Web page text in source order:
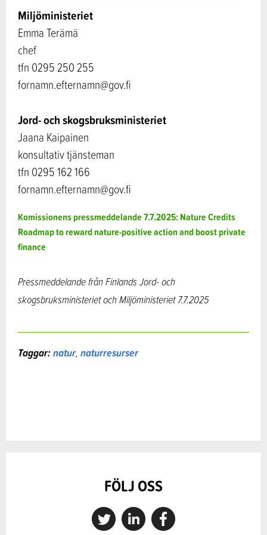
Miljöministeriet
Emma Terämä
chef
tfn 0295 250 255
fornamn.efternamn@gov.fi
Jord- och skogsbruksministeriet
Jaana Kaipainen
konsultativ tjänsteman
tfn 0295 162 166
fornamn.efternamn@gov.fi
Komissionens pressmeddelande 7.7.2025: Nature Credits
Roadmap to reward nature-positive action and boost private
finance
Pressmeddelande från Finlands Jord- och
skogsbruksministeriet och Miljöministeriet 7.7.2025
Taggar:natur, naturresurser
FÖLJ OSS